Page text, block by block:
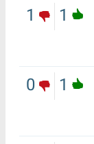
1
1
1
0